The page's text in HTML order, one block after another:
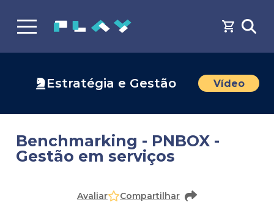
Estratégia e Gestão Vídeo
Benchmarking - PNBOX -
Gestão em serviços
cadastro para acessar o conteúdo
Avaliar Compartilhar